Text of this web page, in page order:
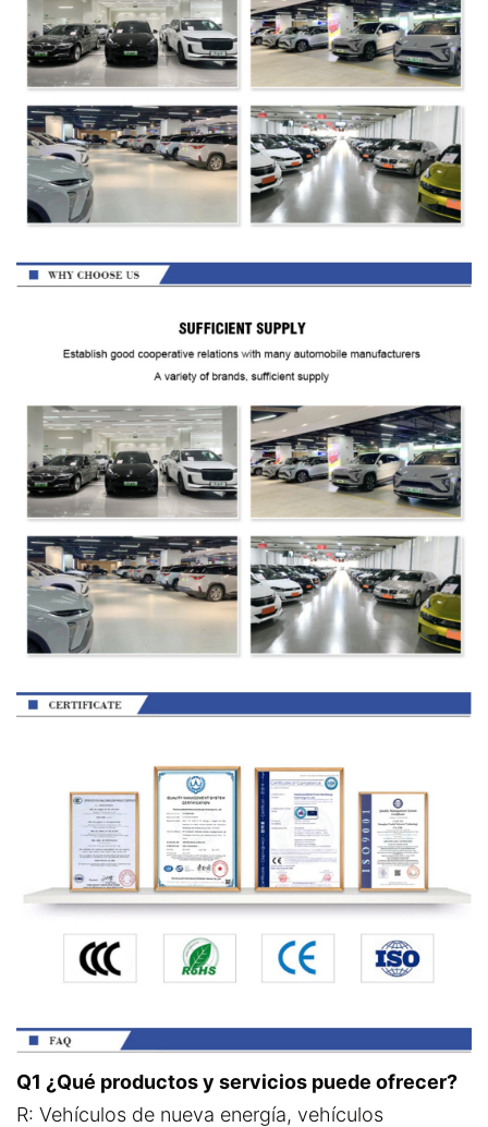
Q1 ¿Qué productos y servicios puede ofrecer?
R: Vehículos de nueva energía, vehículos